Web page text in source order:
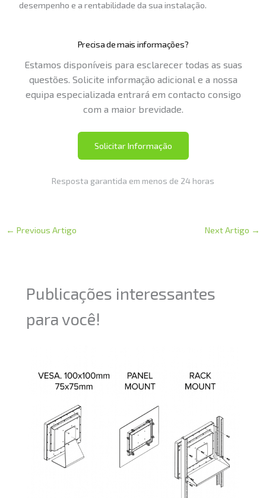
desempenho e a rentabilidade da sua instalação.
Precisa de mais informações?
Estamos disponíveis para esclarecer todas as suas
questões. Solicite informação adicional e a nossa
equipa especializada entrará em contacto consigo
com a maior brevidade.
Solicitar Informação
Resposta garantida em menos de 24 horas
← Previous Artigo Next Artigo →
Publicações interessantes
para você!